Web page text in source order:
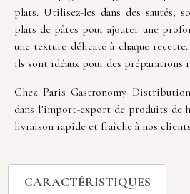
plats. Utilisez-les dans des sautés,
plats de pâtes pour ajouter une
une texture délicate à chaque
ils sont idéaux pour des préparations
Chez Paris Gastronomy
dans l’import-export de produits de
livraison rapide et fraîche à nos
CARACTÉRISTIQUES